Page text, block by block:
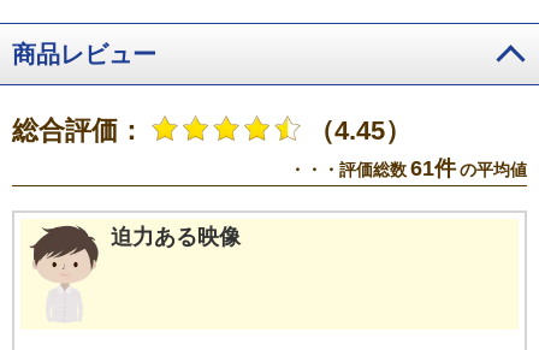
商品レビュー
総合評価： （4.45）
・・・評価総数61件の平均値
迫力ある映像